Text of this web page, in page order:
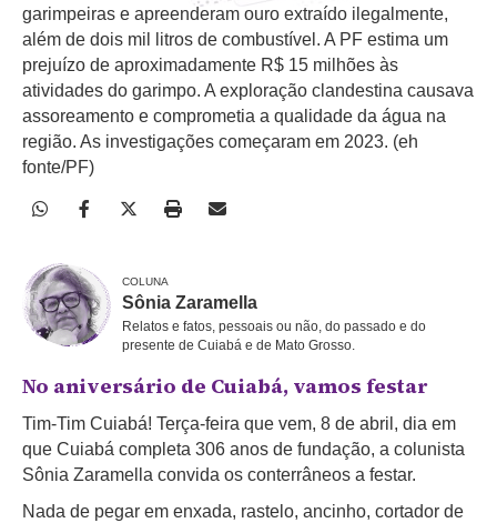
garimpeiras e apreenderam ouro extraído ilegalmente,
além de dois mil litros de combustível. A PF estima um
prejuízo de aproximadamente R$ 15 milhões às
atividades do garimpo. A exploração clandestina causava
assoreamento e comprometia a qualidade da água na
região. As investigações começaram em 2023. (eh
fonte/PF)
COLUNA
Sônia Zaramella
Relatos e fatos, pessoais ou não, do passado e do
presente de Cuiabá e de Mato Grosso.
No aniversário de Cuiabá, vamos festar
Tim-Tim Cuiabá! Terça-feira que vem, 8 de abril, dia em
que Cuiabá completa 306 anos de fundação, a colunista
Sônia Zaramella convida os conterrâneos a festar.
Nada de pegar em enxada, rastelo, ancinho, cortador de